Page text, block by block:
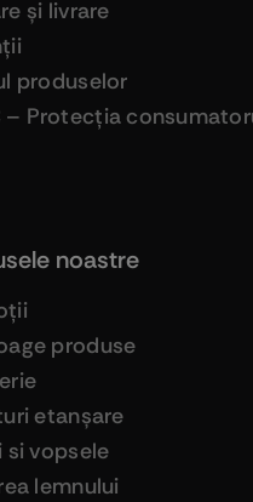
noastre
produse
etanşare
si vopsele
lemnului
şi livrare
produselor
– Protecţia